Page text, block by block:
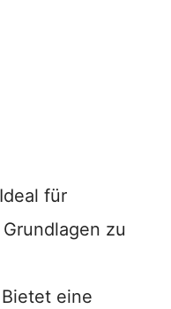
Ideal für
zu
Bietet eine